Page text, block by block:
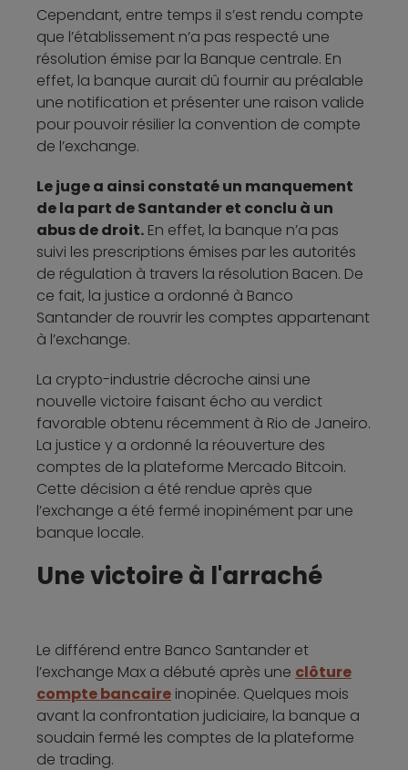
Cependant, entre temps il s’est rendu compte
que l’établissement n’a pas respecté une
résolution émise par la Banque centrale. En
effet, la banque aurait dû fournir au préalable
une notification et présenter une raison valide
pour pouvoir résilier la convention de compte
de l’exchange.
Le juge a ainsi constaté un manquement
de la part de Santander et conclu à un
abus de droit. En effet, la banque n’a pas
suivi les prescriptions émises par les autorités
de régulation à travers la résolution Bacen. De
ce fait, la justice a ordonné à Banco
Santander de rouvrir les comptes appartenant
à l’exchange.
La crypto-industrie décroche ainsi une
nouvelle victoire faisant écho au verdict
favorable obtenu récemment à Rio de Janeiro.
La justice y a ordonné la réouverture des
comptes de la plateforme Mercado Bitcoin.
Cette décision a été rendue après que
l’exchange a été fermé inopinément par une
banque locale.
Une victoire à l'arraché
Le différend entre Banco Santander et
l’exchange Max a débuté après une clôture
compte bancaire inopinée. Quelques mois
avant la confrontation judiciaire, la banque a
soudain fermé les comptes de la plateforme
de trading.